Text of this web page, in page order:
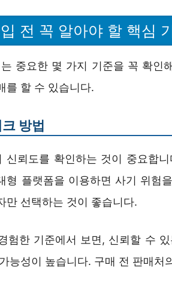
전 꼭 알아야 할 핵심
중요한 몇 가지 기준을 꼭 확인
를 할 수 있습니다.
방법
신뢰도를 확인하는 것이 중요합
형 플랫폼을 이용하면 사기 위험
만 선택하는 것이 좋습니다.
험한 기준에서 보면, 신뢰할 수
능성이 높습니다. 구매 전 판매처